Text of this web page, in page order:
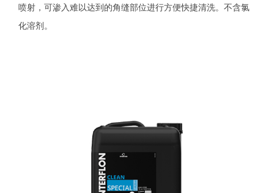
喷射，可渗入难以达到的角缝部位进行方便快捷清洗。不含氯
化溶剂。